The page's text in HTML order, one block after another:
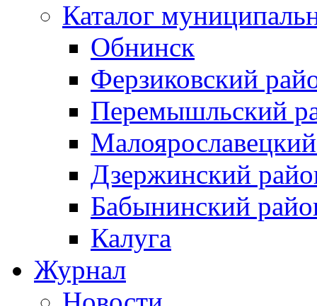
Каталог
Обнинск
Ферзиковский
Перемышльский
Дзержинский
Бабынинский
Калуга
Журнал